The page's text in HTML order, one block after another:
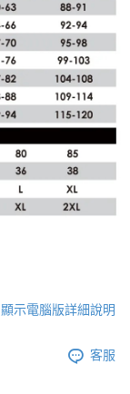
顯示電腦版詳細說明
客服